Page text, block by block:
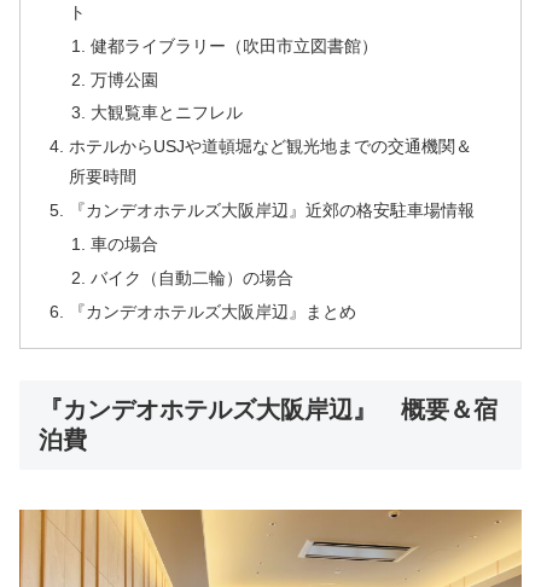
ト
健都ライブラリー（吹田市立図書館）
万博公園
大観覧車とニフレル
ホテルからUSJや道頓堀など観光地までの交通機関＆
所要時間
『カンデオホテルズ大阪岸辺』近郊の格安駐車場情報
車の場合
バイク（自動二輪）の場合
『カンデオホテルズ大阪岸辺』まとめ
『カンデオホテルズ大阪岸辺』 概要＆宿
泊費